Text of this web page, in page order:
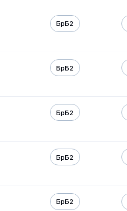
БрБ2
БрБ2
БрБ2
БрБ2
БрБ2